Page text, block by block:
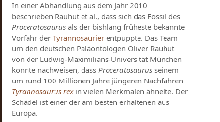
In einer Abhandlung aus dem Jahr 2010
beschrieben Rauhut et al., dass sich das Fossil des
Proceratosaurus als der bishlang früheste bekannte
Vorfahr derTyrannosaurier entpuppte. Das Team
um den deutschen Paläontologen Oliver Rauhut
von der Ludwig-Maximilians-Universität München
konnte nachweisen, dassProceratosaurus seinem
um rund 100 Millionen Jahre jüngeren Nachfahren
Tyrannosaurus rexin vielen Merkmalen ähnelte. Der
Schädel ist einer der am besten erhaltenen aus
Europa.